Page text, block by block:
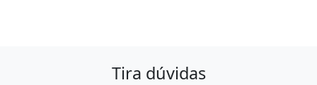
Tira dúvidas